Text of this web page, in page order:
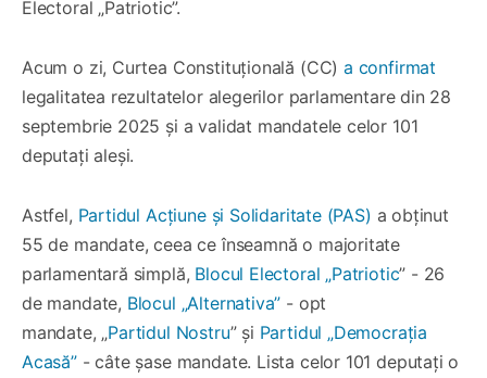
Electoral „Patriotic”.
Acum o zi, Curtea Constituțională (CC) a confirmat
legalitatea rezultatelor alegerilor parlamentare din 28
septembrie 2025 și a validat mandatele celor 101
deputați aleși.
Astfel, Partidul Acțiune și Solidaritate (PAS) a obținut
55 de mandate, ceea ce înseamnă o majoritate
parlamentară simplă, Blocul Electoral „Patriotic” - 26
de mandate, Blocul „Alternativa” - opt
mandate, „Partidul Nostru” și Partidul „Democrația
Acasă”- câte șase mandate. Lista celor 101 deputați o